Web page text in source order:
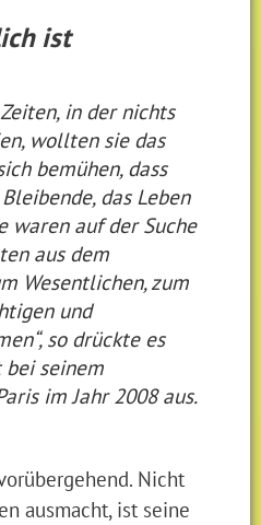
ist
in der nichts
wollten sie das
bemühen, dass
das Leben
waren auf der Suche
aus dem
Wesentlichen, zum
und
so drückte es
bei seinem
im Jahr 2008 aus.
Nicht
ausmacht, ist seine